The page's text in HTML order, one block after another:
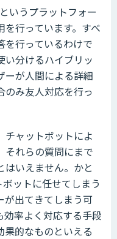
いうプラットフォー
行っています。すべ
を行っているわけで
い分けるハイブリッ
ーが人間による詳細
のみ友人対応を行っ
チャットボットによ
それらの質問にまで
はいえません。かと
ットに任せてしまう
が出てきてしまう可
率よく対応する手段
果的なものといえる